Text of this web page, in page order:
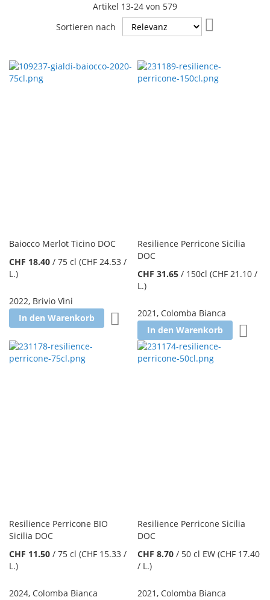
Artikel 13-24 von 579
Sortieren nach
Baiocco Merlot Ticino DOC
CHF 18.40 / 75 cl (CHF 24.53 /
L.)
2022, Brivio Vini
In den Warenkorb
Zur Wunschliste hinzufügen
Resilience Perricone Sicilia
DOC
CHF 31.65 / 150cl (CHF 21.10 /
L.)
2021, Colomba Bianca
In den Warenkorb
Resilience Perricone BIO
Sicilia DOC
CHF 11.50 / 75 cl (CHF 15.33 /
L.)
2024, Colomba Bianca
Resilience Perricone Sicilia
DOC
CHF 8.70 / 50 cl EW (CHF 17.40
/ L.)
2021, Colomba Bianca